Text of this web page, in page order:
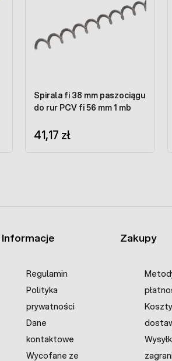
Spirala fi 38 mm paszociągu
do rur PCV fi 56 mm 1 mb
41,17 zł
Informacje
Regulamin
Polityka
prywatności
Dane
kontaktowe
Wycofane ze
Zakupy
Koszty